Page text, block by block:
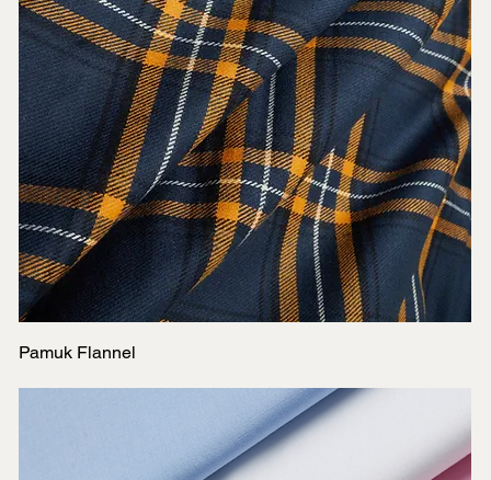
Pamuk Flannel